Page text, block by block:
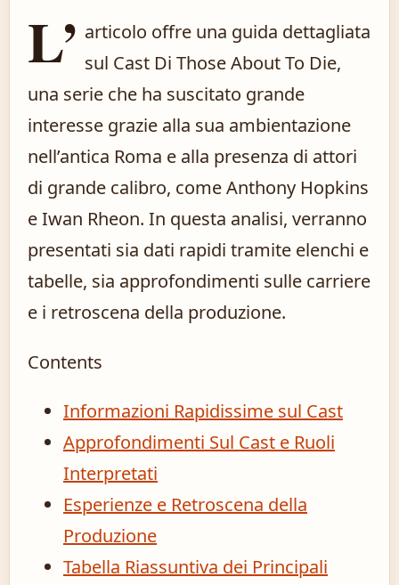
L’ articolo offre una guida dettagliata
sul Cast Di Those About To Die,
una serie che ha suscitato grande
interesse grazie alla sua ambientazione
nell’antica Roma e alla presenza di attori
di grande calibro, come Anthony Hopkins
e Iwan Rheon. In questa analisi, verranno
presentati sia dati rapidi tramite elenchi e
tabelle, sia approfondimenti sulle carriere
e i retroscena della produzione.
Contents
Informazioni Rapidissime sul Cast
Approfondimenti Sul Cast e Ruoli
Interpretati
Esperienze e Retroscena della
Produzione
Tabella Riassuntiva dei Principali